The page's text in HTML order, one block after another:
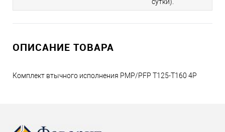
сутки).
ОПИСАНИЕ ТОВАРА
Комплект втычного исполнения PMP/PFP T125-T160 4P